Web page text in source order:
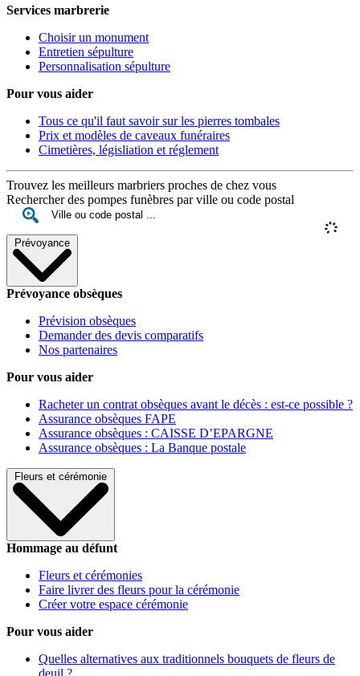
Services marbrerie
Choisir un monument
Entretien sépulture
Personnalisation sépulture
Pour vous aider
Tous ce qu'il faut savoir sur les pierres tombales
Prix et modèles de caveaux funéraires
Cimetières, législiation et réglement
Trouvez les meilleurs marbriers proches de chez vous
Rechercher des pompes funèbres par ville ou code postal
Prévoyance
Prévoyance obsèques
Prévision obsèques
Demander des devis comparatifs
Nos partenaires
Pour vous aider
Racheter un contrat obsèques avant le décès : est-ce possible ?
Assurance obsèques FAPE
Assurance obsèques : CAISSE D’EPARGNE
Assurance obsèques : La Banque postale
Fleurs et cérémonie
Hommage au défunt
Fleurs et cérémonies
Faire livrer des fleurs pour la cérémonie
Créer votre espace cérémonie
Pour vous aider
Quelles alternatives aux traditionnels bouquets de fleurs de